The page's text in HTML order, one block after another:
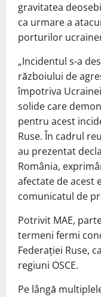
gravitatea
ca urmare a
porturilor
„Incidentul s-a
războiului de
împotriva
solide care
pentru acest
Ruse. În cadrul
au prezentat
România,
afectate de acest
comunicatul de
Potrivit MAE,
termeni fermi
Federaţiei Ruse,
regiuni OSCE.
Pe lângă